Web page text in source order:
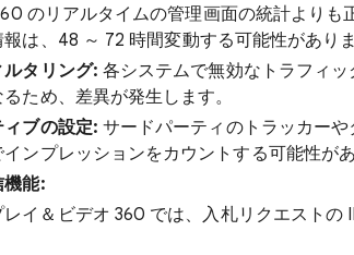
のリアルタイムの管理画面の統計より
は、48 ～ 72 時間変動する可能性がありま
タリング: 各システムで無効なトラフィ
ため、差異が発生します。
ブの設定: サードパーティのトラッカー
ンプレッションをカウントする可能性があ
機能:
レイ＆ビデオ 360 では、入札リクエストの